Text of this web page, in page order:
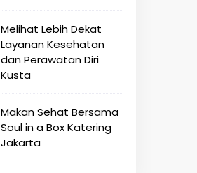
Melihat Lebih Dekat
Layanan Kesehatan
dan Perawatan Diri
Kusta
Makan Sehat Bersama
Soul in a Box Katering
Jakarta